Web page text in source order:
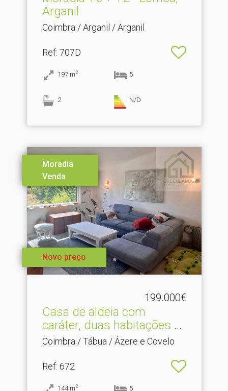
Arganil
Coimbra / Arganil / Arganil
Ref: 707D
197 m2 5
2 N/D
Moradia
Venda
Novo preço
199.000€
Casa de aldeia com
caráter, duas habitações s.​
..
Coimbra / Tábua / Ázere e Covelo
Ref: 672
144 m2 5